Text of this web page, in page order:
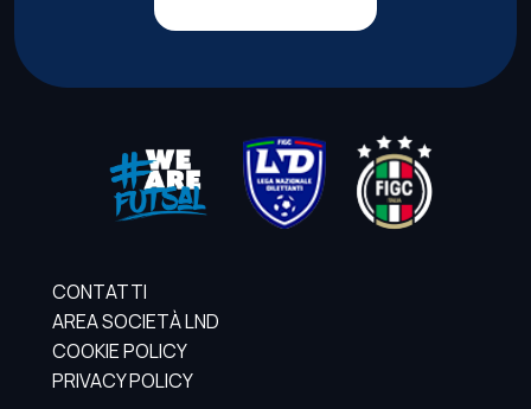
CONTATTI
AREA SOCIETÀ LND
COOKIE POLICY
PRIVACY POLICY